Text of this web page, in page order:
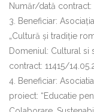
Număr/dată contract:
3. Beneficiar:
„Cultură și tradiție
Domeniul: Cultural si
contract: 11415/
4. Beneficiar:
proiect: “Educatie